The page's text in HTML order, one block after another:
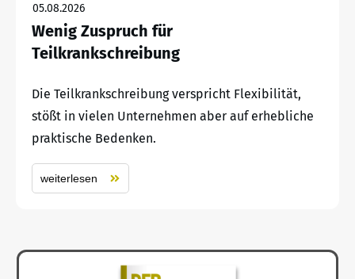
05.08.2026
Wenig Zuspruch für
Teilkrankschreibung
Die Teilkrankschreibung verspricht Flexibilität,
stößt in vielen Unternehmen aber auf erhebliche
praktische Bedenken.
weiterlesen